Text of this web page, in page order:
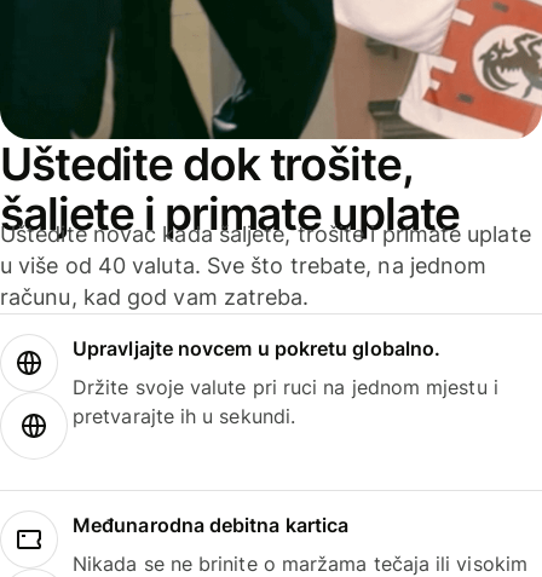
Uštedite dok trošite,
šaljete i primate uplate
Uštedite novac kada šaljete, trošite i primate uplate
u više od 40 valuta. Sve što trebate, na jednom
računu, kad god vam zatreba.
Upravljajte novcem u pokretu globalno.
Držite svoje valute pri ruci na jednom mjestu i
pretvarajte ih u sekundi.
Međunarodna debitna kartica
Nikada se ne brinite o maržama tečaja ili visokim